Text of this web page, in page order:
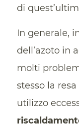
di
In generale,
dell’azoto in
molti
stesso la
utilizzo